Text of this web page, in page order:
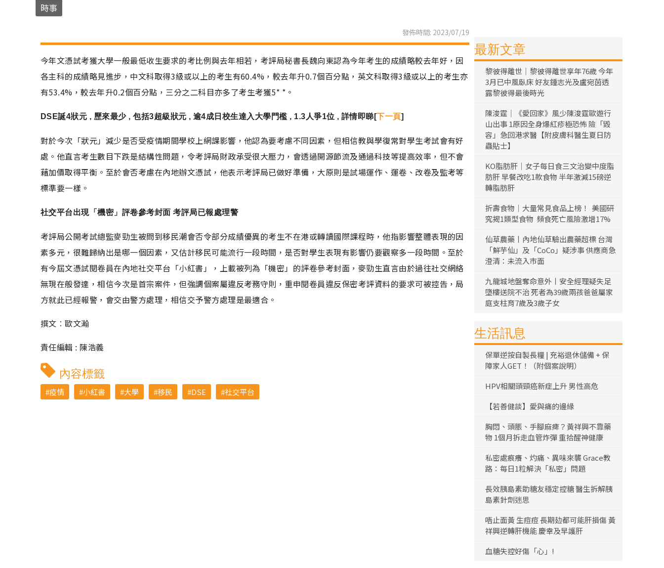
時事
發佈時間: 2023/07/19
今年文憑試考獲大學一般最低收生要求的考比例與去年相若，考評局秘書長魏向東認為今年考生的成績略較去年好，因
各主科的成績略見進步，中文科取得3級或以上的考生有60.4%，較去年升0.7個百分點，英文科取得3級或以上的考生亦
有53.4%，較去年升0.2個百分點，三分之二科目亦多了考生考獲5* *。
DSE誕4狀元 , 歷來最少 , 包括3超級狀元 , 逾4成日校生達入大學門檻 , 1.3人爭1位 , 詳情即睇[下一頁]
對於今次「狀元」減少是否受疫情期間學校上網課影響，他認為要考慮不同因素，但相信教與學復常對學生考試會有好
處。他直言考生數目下跌是結構性問題，令考評局財政承受很大壓力，會透過開源節流及通過科技等提高效率，但不會
藉加價取得平衡。至於會否考慮在內地辦文憑試，他表示考評局已做好準備，大原則是試場運作、運卷、改卷及監考等
標準要一樣。
社交平台出現「機密」評卷參考封面 考評局已報處理警
考評局公開考試總監麥勁生被問到移民潮會否令部分成績優異的考生不在港或轉讀國際課程時，他指影響整體表現的因
素多元，很難歸納出是哪一個因素，又估計移民可能流行一段時間，是否對學生表現有影響仍要觀察多一段時間。至於
有今屆文憑試閱卷員在內地社交平台「小紅書」，上載被列為「機密」的評卷參考封面，麥勁生直言由於過往社交網絡
無現在般發達，相信今次是首宗案件，但強調個案屬違反考務守則，重申閱卷員違反保密考評資料的要求可被控告，局
方就此已經報警，會交由警方處理，相信交予警方處理是最適合。
撰文︰歐文瀚
責任編輯 : 陳浩義
內容標籤
疫情 小紅書 大學 移民 DSE 社交平台
最新文章
黎彼得離世｜黎彼得離世享年76歲 今年
3月已中風臥床 好友鍾志光及盧宛茵透
露黎彼得最後時光
陳浚霆｜《愛回家》風少陳浚霆歐遊行
山出事 1原因全身爆紅疹極恐怖 險「毀
容」急回港求醫【附皮膚科醫生夏日防
蟲貼士】
KO脂肪肝｜女子每日食三文治變中度脂
肪肝 早餐改吃1款食物 半年激減15磅逆
轉脂肪肝
折壽食物｜大量常見食品上榜！ 美國研
究揭1類型食物 頻食死亡風險激增17%
仙草農藥丨內地仙草驗出農藥超標 台灣
「鮮芋仙」及「CoCo」疑涉事 供應商急
澄清：未流入市面
九龍城地盤奪命意外丨安全經理疑失足
墮樓送院不治 死者為39歲兩孩爸爸屬家
庭支柱育7歲及3歲子女
生活訊息
保單逆按自製長糧 | 充裕退休儲備 + 保
障家人GET！（附個案說明）
HPV相關頭頸癌新症上升 男性高危
【若善健談】愛與痛的邊緣
胸悶、頭脹、手腳麻痺？黃祥興不靠藥
物 1個月拆走血管炸彈 重拾醒神健康
私密處痕癢、灼痛、異味來襲 Grace教
路：每日1粒解決「私密」問題
長效胰島素助糖友穩定控糖 醫生拆解胰
島素針劑迷思
唔止面黃 生痘痘 長期攰都可能肝損傷 黃
祥興逆轉肝機能 慶幸及早護肝
血糖失控好傷「心」!